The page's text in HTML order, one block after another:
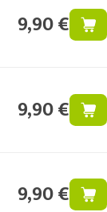
9,90 €
9,90 €
9,90 €